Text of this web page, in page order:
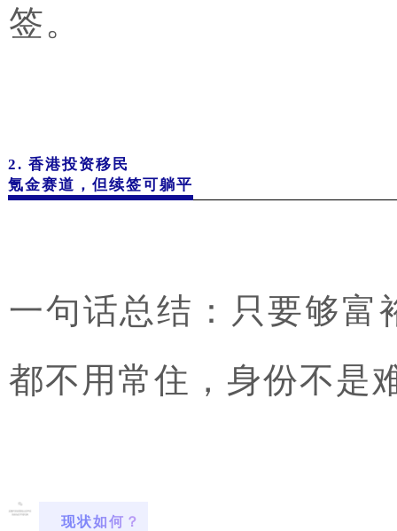
签。
2. 香港投资移民
氪金赛道，但续签可躺平
一句话总结：只要够富
都不用常住，身份不是
现状如何？